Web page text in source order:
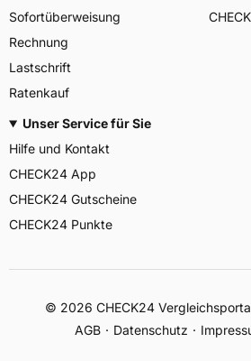
Sofortüberweisung
Rechnung
Lastschrift
Ratenkauf
Unser Service für Sie
Hilfe und Kontakt
CHECK24 App
CHECK24 Gutscheine
CHECK24 Punkte
© 2026 CHECK24
AGB
Datenschutz